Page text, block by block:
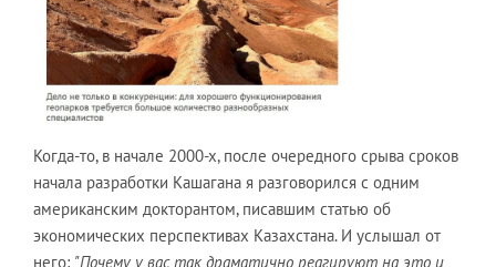
Когда-то, в начале 2000-х, после очередного срыва сроков
начала разработки Кашагана я разговорился с одним
американским докторантом, писавшим статью об
экономических перспективах Казахстана. И услышал от
него: "Почему у вас так драматично реагируют на это и